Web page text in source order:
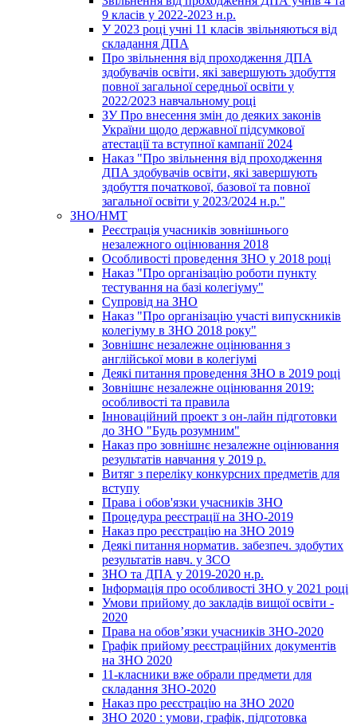
9 класів у 2022-2023 н.р.
У 2023 році учні 11 класів звільняються від
складання ДПА
Про звільнення від проходження ДПА
здобувачів освіти, які завершують здобуття
повної загальної середньої освіти у
2022/2023 навчальному році
ЗУ Про внесення змін до деяких законів
України щодо державної підсумкової
атестації та вступної кампанії 2024
Наказ "Про звільнення від проходження
ДПА здобувачів освіти, які завершують
здобуття початкової, базової та повної
загальної освіти у 2023/2024 н.р."
ЗНО/НМТ
Реєстрація учасників зовнішнього
незалежного оцінювання 2018
Особливості проведення ЗНО у 2018 році
Наказ "Про організацію роботи пункту
тестування на базі колегіуму"
Супровід на ЗНО
Наказ "Про організацію участі випускників
колегіуму в ЗНО 2018 року"
Зовнішнє незалежне оцінювання з
англійської мови в колегіумі
Деякі питання проведення ЗНО в 2019 році
Зовнішнє незалежне оцінювання 2019:
особливості та правила
Інноваційний проект з он-лайн підготовки
до ЗНО "Будь розумним"
Наказ про зовнішнє незалежне оцінювання
результатів навчання у 2019 р.
Витяг з переліку конкурсних предметів для
вступу
Права і обов'язки учасників ЗНО
Процедура реєстрації на ЗНО-2019
Наказ про реєстрацію на ЗНО 2019
Деякі питання норматив. забезпеч. здобутих
результатів навч. у ЗСО
ЗНО та ДПА у 2019-2020 н.р.
Інформація про особливості ЗНО у 2021 році
Умови прийому до закладів вищої освіти -
2020
Права на обов’язки учасників ЗНО-2020
Графік прийому реєстраційних документів
на ЗНО 2020
11-класники вже обрали предмети для
складання ЗНО-2020
Наказ про реєстрацію на ЗНО 2020
ЗНО 2020 : умови, графік, підготовка